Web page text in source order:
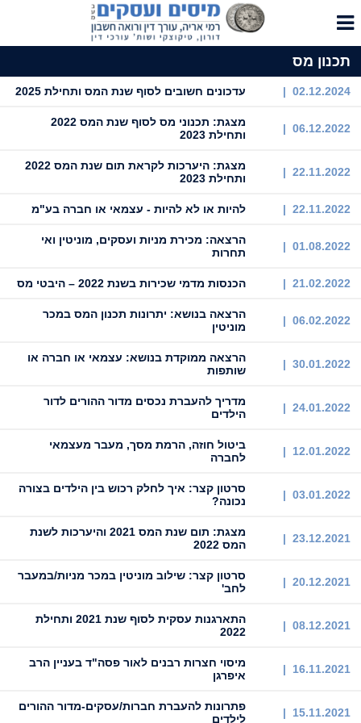
תכנון מס
02.12.2024 | עדכונים חשובים לסוף שנת המס ותחילת 2025
06.12.2022 |
מצגת: תכנוני מס לסוף שנת המס 2022
ותחילת 2023
22.11.2022 |
מצגת: היערכות לקראת תום שנת המס 2022
ותחילת 2023
22.11.2022 | להיות או לא להיות - עצמאי או חברה בע"מ
01.08.2022 |
הרצאה: מכירת מניות ועסקים, מוניטין ואי
תחרות
21.02.2022 | הכנסות מדמי שכירות בשנת 2022 – היבטי מס
06.02.2022 |
הרצאה בנושא: יתרונות תכנון המס במכר
מוניטין
30.01.2022 |
הרצאה ממוקדת בנושא: עצמאי או חברה או
שותפות
24.01.2022 |
מדריך להעברת נכסים מדור ההורים לדור
הילדים
12.01.2022 |
ביטול חוזה, הרמת מסך, מעבר מעצמאי
לחברה
03.01.2022 |
סרטון קצר: איך לחלק רכוש בין הילדים בצורה
נכונה?
23.12.2021 |
מצגת: תום שנת המס 2021 והיערכות לשנת
המס 2022
20.12.2021 |
סרטון קצר: ‏‏שילוב מוניטין במכר מניות/במעבר
לחב'
08.12.2021 |
התארגנות עסקית לסוף שנת 2021 ותחילת
2022
16.11.2021 |
מיסוי חצרות רבנים לאור פסה"ד בעניין הרב
איפרגן
15.11.2021 |
פתרונות להעברת חברות/עסקים-מדור ההורים
לילדים